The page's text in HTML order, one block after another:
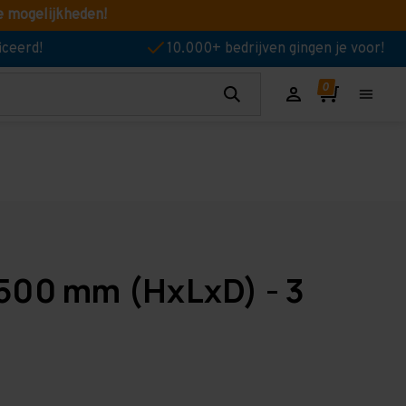
mogelijkheden!
10.000+ bedrijven gingen je voor!
mm (HxLxD) - 3